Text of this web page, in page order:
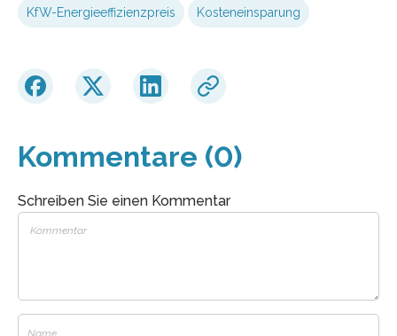
KfW-Energieeffizienzpreis Kosteneinsparung
Kommentare (0)
Schreiben Sie einen Kommentar